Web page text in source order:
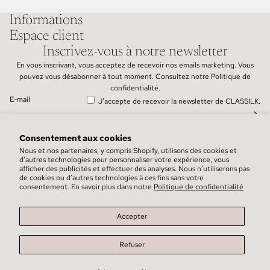
Consentement aux cookies
Nous et nos partenaires, y compris Shopify, utilisons des cookies et
d’autres technologies pour personnaliser votre expérience, vous
afficher des publicités et effectuer des analyses. Nous n’utiliserons pas
de cookies ou d’autres technologies à ces fins sans votre
consentement. En savoir plus dans notre Politique de confidentialité
Accepter
Refuser
Informations
Espace client
Inscrivez-vous à notre newsletter
En vous inscrivant, vous acceptez de recevoir nos emails marketing. Vous
pouvez vous désabonner à tout moment. Consultez notre Politique de
confidentialité.
E-mail
J’accepte de recevoir la newsletter de CLASSILK.
© 2026CLASSILK, Personnalsiation Design : @ilhamdev
Conditions générales et politiques
Politique de remboursement
Conditions générales de vente
Coordonnées
Préférences en matière de cookies